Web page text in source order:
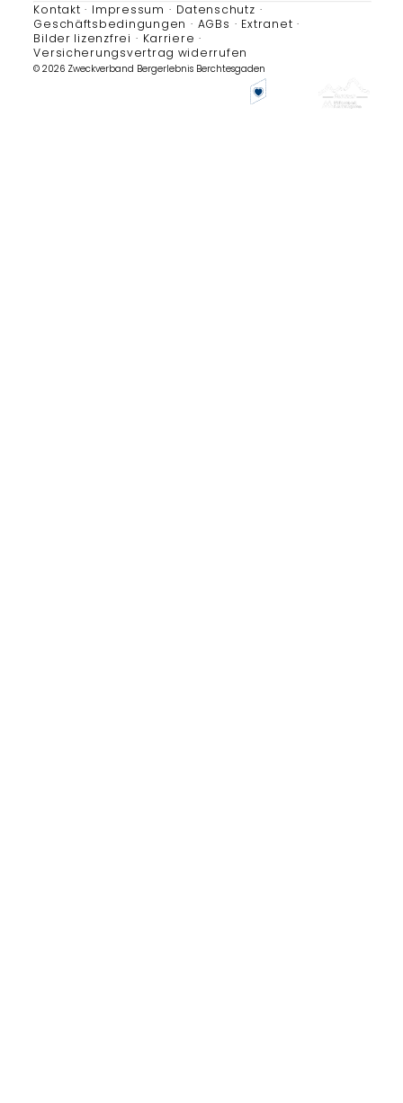
Kontakt Impressum
Datenschutz
Geschäftsbedingungen
AGBs
Extranet
Bilder lizenzfrei
Karriere
Versicherungsvertrag widerrufen
© 2026 Zweckverband Bergerlebnis Berchtesgaden